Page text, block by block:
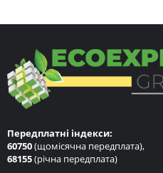
Передплатні індекси:
60750(щомісячна передплата),
68155(річна передплата)